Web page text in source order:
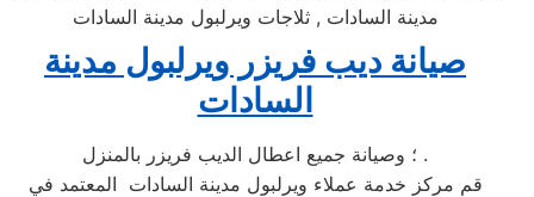
مدينة السادات , ثلاجات ويرلبول مدينة السادات
صيانة ديب فريزر ويرلبول مدينة
السادات
؛ وصيانة جميع اعطال الديب فريزر بالمنزل .
قم مركز خدمة عملاء ويرلبول مدينة السادات المعتمد في